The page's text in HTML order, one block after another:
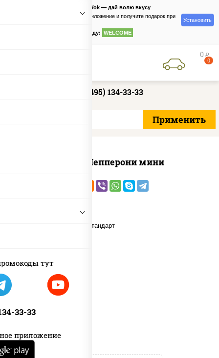
тут
33-33
приложение
PizzaSushiWok — дай волю вкусу
Скачайте приложение и получите подарок при
по промокоду: WELCOME
Установить
0 руб
0
+7 (495) 134-33-33
Пицца Пепперони мини